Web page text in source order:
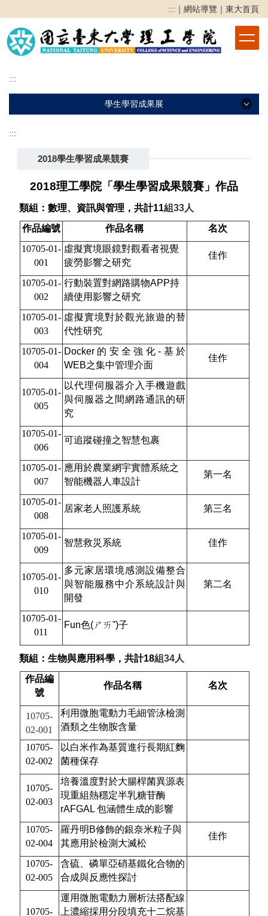
到
主
要
區
::: ｜ 網站導覽 ｜ 東大首頁
:::
學生學習成果展
2025學生學習成果展
2024學生學習成果展
2023學生學習成果展
2022學生學習成果競賽
2021學生學習成果競賽
2019學生學習成果競賽
2018學生學習成果競賽
2017學生學習成果競賽
2016學生學習成果競賽
2015學生學習成果競賽
:::
2018學生學習成果競賽
2018理工學院「學生學習成果競賽」作品
類組：數理、資訊與管理，共計11組33人
作品編號
作品名稱
名次
10705-01-
001
虛擬實境眼鏡對觀看者視覺
疲勞影響之研究
佳作
10705-01-
002
行動裝置對網路購物APP持
續使用影響之研究
10705-01-
003
虛擬實境對於觀光旅遊的替
代性研究
10705-01-
004
Docker的安全強化-基於
WEB之集中管理介面
佳作
10705-01-
005
以代理伺服器介入手機遊戲
與伺服器之間網路通訊的研
究
10705-01-
006
可追蹤碰撞之智慧包裹
10705-01-
007
應用於農業網宇實體系統之
智能機器人車設計
第一名
10705-01-
008
居家老人照護系統 第三名
10705-01-
009
智慧救災系統 佳作
10705-01-
010
多元家居環境感測設備整合
與智能服務中介系統設計與
開發
第二名
10705-01-
011
Fun色(ㄕㄞˇ)子
類組：生物與應用科學，共計18組34人
作品編
號
作品名稱 名次
10705-
02-001
利用微胞電動力毛細管泳檢測
酒類之生物胺含量
10705-
02-002
以白米作為基質進行長期紅麴
菌種保存
10705-
02-003
培養溫度對於大腸桿菌異源表
現重組熱穩定半乳糖苷酶
rAFGAL 包涵體生成的影響
10705-
02-004
羅丹明B修飾的銀奈米粒子與
其應用於檢測大滅松
佳作
10705-
02-005
含硫、磷單亞硝基鐵化合物的
合成與反應性探討
10705-
運用微胞電動力層析法搭配線
上濃縮採用分段填充十二烷基